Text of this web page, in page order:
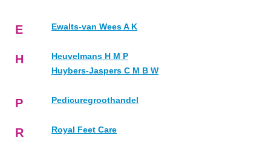
E Ewalts-van Wees A K
H
Heuvelmans H M P
Huybers-Jaspers C M B W
P Pedicuregroothandel
R Royal Feet Care